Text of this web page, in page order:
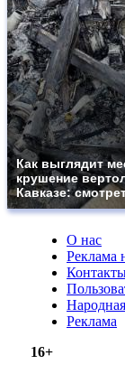
Как выглядит
крушение
Кавказе:
О нас
Реклама
Реклама
16+